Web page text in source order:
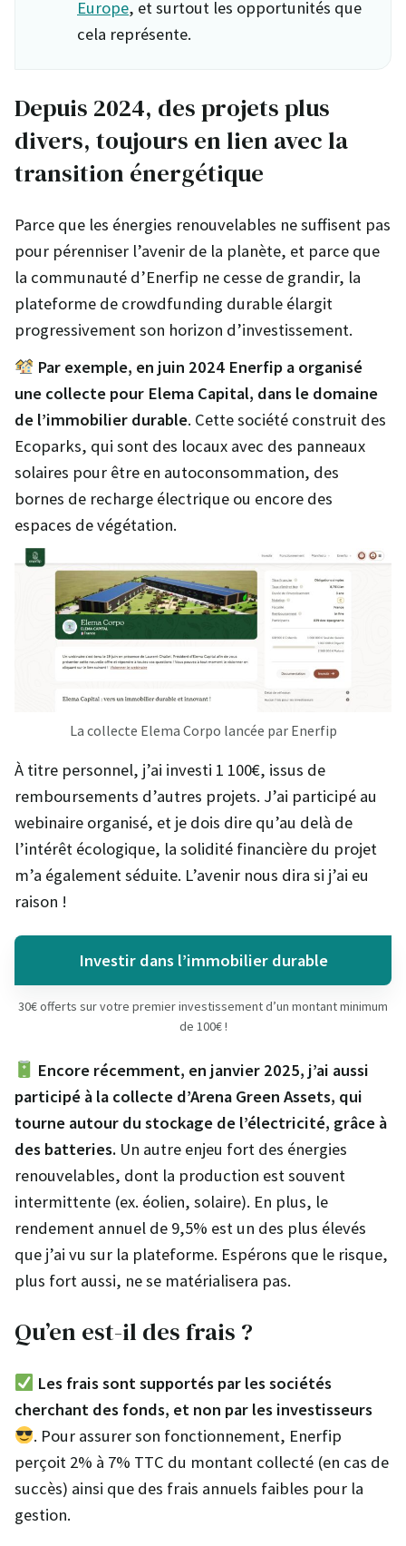
Europe, et surtout les opportunités que
cela représente.
Depuis 2024, des projets plus
divers, toujours en lien avec la
transition énergétique
Parce que les énergies renouvelables ne suffisent pas
pour pérenniser l’avenir de la planète, et parce que
la communauté d’Enerfip ne cesse de grandir, la
plateforme de crowdfunding durable élargit
progressivement son horizon d’investissement.
Par exemple, en juin 2024 Enerfip a organisé
une collecte pour Elema Capital, dans le domaine
de l’immobilier durable. Cette société construit des
Ecoparks, qui sont des locaux avec des panneaux
solaires pour être en autoconsommation, des
bornes de recharge électrique ou encore des
espaces de végétation.
La collecte Elema Corpo lancée par Enerfip
À titre personnel, j’ai investi 1 100€, issus de
remboursements d’autres projets. J’ai participé au
webinaire organisé, et je dois dire qu’au delà de
l’intérêt écologique, la solidité financière du projet
m’a également séduite. L’avenir nous dira si j’ai eu
raison !
Investir dans l’immobilier durable
30€ offerts sur votre premier investissement d’un montant minimum
de 100€ !
Encore récemment, en janvier 2025, j’ai aussi
participé à la collecte d’Arena Green Assets, qui
tourne autour du stockage de l’électricité, grâce à
des batteries. Un autre enjeu fort des énergies
renouvelables, dont la production est souvent
intermittente (ex. éolien, solaire). En plus, le
rendement annuel de 9,5% est un des plus élevés
que j’ai vu sur la plateforme. Espérons que le risque,
plus fort aussi, ne se matérialisera pas.
Qu’en est-il des frais ?
Les frais sont supportés par les sociétés
cherchant des fonds, et non par les investisseurs
. Pour assurer son fonctionnement, Enerfip
perçoit 2% à 7% TTC du montant collecté (en cas de
succès) ainsi que des frais annuels faibles pour la
gestion.